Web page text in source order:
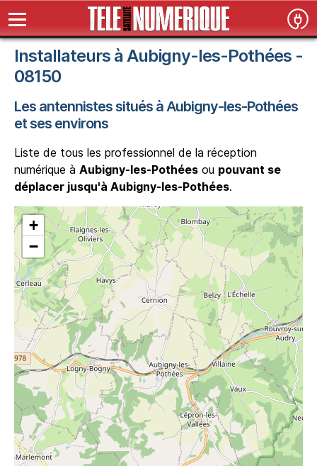
Installateurs à Aubigny-les-Pothées -
08150
Les antennistes situés à Aubigny-les-Pothées
et ses environs
Liste de tous les professionnel de la réception
numérique à Aubigny-les-Pothées ou pouvant se
déplacer jusqu'à Aubigny-les-Pothées.
+
−